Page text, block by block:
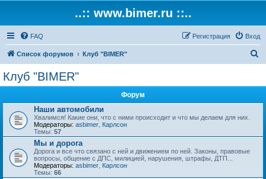
..:: www.bimer.ru ::..
FAQ Вход
Регистрация
Список форумов Клуб "BIMER"
Клуб "BIMER"
Форум
Наши автомобили
Хвалимся! Какие они, что с ними происходит и что мы делаем для них.
Модераторы: asbimer Карлсон
Темы: 57
Мы и дорога
Дорога и все что связано с ней и движением по ней. Законы, правовые
вопросы, общение с ДПС, милицией, нарушения, штрафы, ДТП...
Модераторы: asbimer Карлсон
Темы: 66